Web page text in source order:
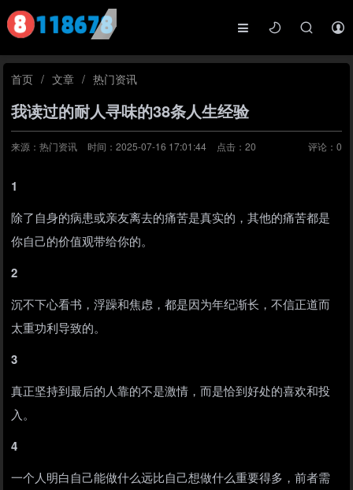
首页 / 文章 / 热门资讯
我读过的耐人寻味的38条人生经验
来源：热门资讯 时间：2025-07-16 17:01:44 点击：20 评论： 0
1
除了自身的病患或亲友离去的痛苦是真实的，其他的痛苦都是
你自己的价值观带给你的。
2
沉不下心看书，浮躁和焦虑，都是因为年纪渐长，不信正道而
太重功利导致的。
3
真正坚持到最后的人靠的不是激情，而是恰到好处的喜欢和投
入。
4
一个人明白自己能做什么远比自己想做什么重要得多，前者需